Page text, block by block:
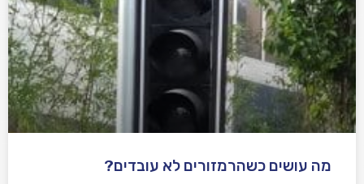
מה עושים כשהרמזורים לא עובדים?